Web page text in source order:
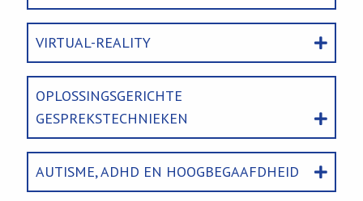
VIRTUAL-REALITY
OPLOSSINGSGERICHTE
GESPREKSTECHNIEKEN
AUTISME, ADHD EN HOOGBEGAAFDHEID